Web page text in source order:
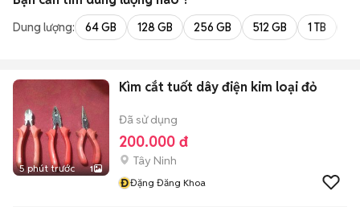
Dung lượng: 64 GB 128 GB 256 GB 512 GB 1 TB
5 phút trước 1
Kìm cắt tuốt dây điện kim loại đỏ
Đã sử dụng
200.000 đ
Tây Ninh
ĐĐặng Đăng Khoa